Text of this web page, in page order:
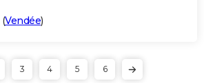
(Vendée)
3 4 5 6